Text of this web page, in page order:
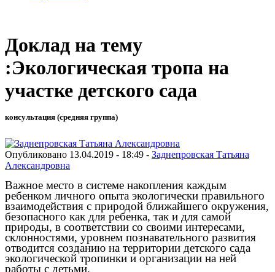
Доклад на тему
:Экологическая тропа на
участке детского сада
консультация (средняя группа)
Опубликовано 13.04.2019 - 18:49 - Заднепровская Татьяна
Александровна
Важное место в системе накопления каждым
ребенком личного опыта экологически правильного
взаимодействия с природой ближайшего окружения,
безопасного как для ребенка, так и для самой
природы, в соответствии со своими интересами,
склонностями, уровнем познавательного развития
отводится созданию на территории детского сада
экологической тропинки и организации на ней
работы с детьми.